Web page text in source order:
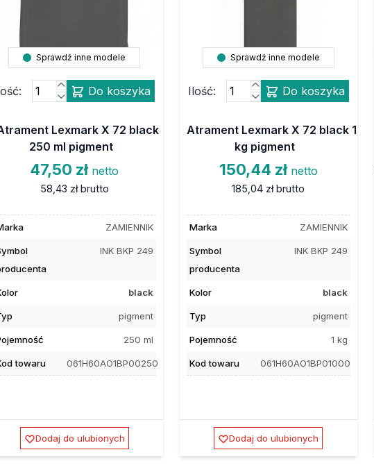
Sprawdź inne modele
Do koszyka
Lexmark X 72 black
250 ml pigment
47,50 zł netto
58,43 zł brutto
ZAMIENNIK
INK BKP 249
black
pigment
250 ml
towaru 061H60AO1BP00250
Dodaj do ulubionych
Sprawdź inne modele
Ilość: Do koszyka
Atrament Lexmark X 72 black 1
kg pigment
150,44 zł netto
185,04 zł brutto
Marka ZAMIENNIK
Symbol
producenta
INK BKP 249
Kolor black
Typ pigment
Pojemność 1 kg
Kod towaru 061H60AO1BP01000
Dodaj do ulubionych